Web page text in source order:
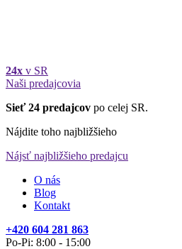
24x v SR
Naši predajcovia
Sieť 24 predajcov po celej SR.
Nájdite toho najbližšieho
Nájsť najbližšieho predajcu
O nás
Blog
Kontakt
+420 604 281 863
Po-Pi: 8:00 - 15:00